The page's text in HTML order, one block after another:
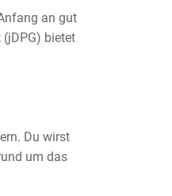
an gut
bietet
Du wirst
um das